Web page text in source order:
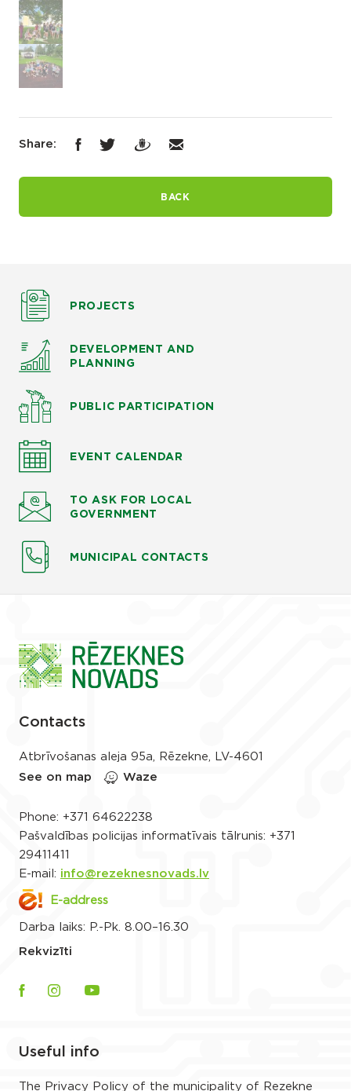
Share:
BACK
PROJECTS
DEVELOPMENT AND
PLANNING
PUBLIC PARTICIPATION
EVENT CALENDAR
TO ASK FOR LOCAL
GOVERNMENT
MUNICIPAL CONTACTS
Contacts
Atbrīvošanas aleja 95a, Rēzekne, LV-4601
See on map
Waze
Phone: +371 64622238
Pašvaldības policijas informatīvais tālrunis: +371
29411411
E-mail: info@rezeknesnovads.lv
E-address
Darba laiks: P.-Pk. 8.00–16.30
Rekvizīti
Useful info
The Privacy Policy of the municipality of Rezekne